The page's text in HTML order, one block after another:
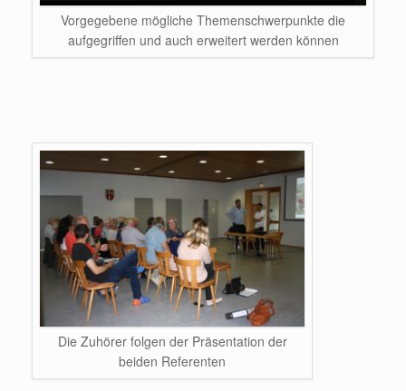
Vorgegebene mögliche Themenschwerpunkte die
aufgegriffen und auch erweitert werden können
Die Zuhörer folgen der Präsentation der
beiden Referenten